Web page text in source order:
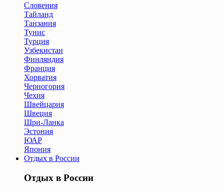
Словения
Тайланд
Танзания
Тунис
Турция
Узбекистан
Финляндия
Франция
Хорватия
Черногория
Чехия
Швейцария
Швеция
Шри-Ланка
Эстония
ЮАР
Япония
Отдых в России
Отдых в России